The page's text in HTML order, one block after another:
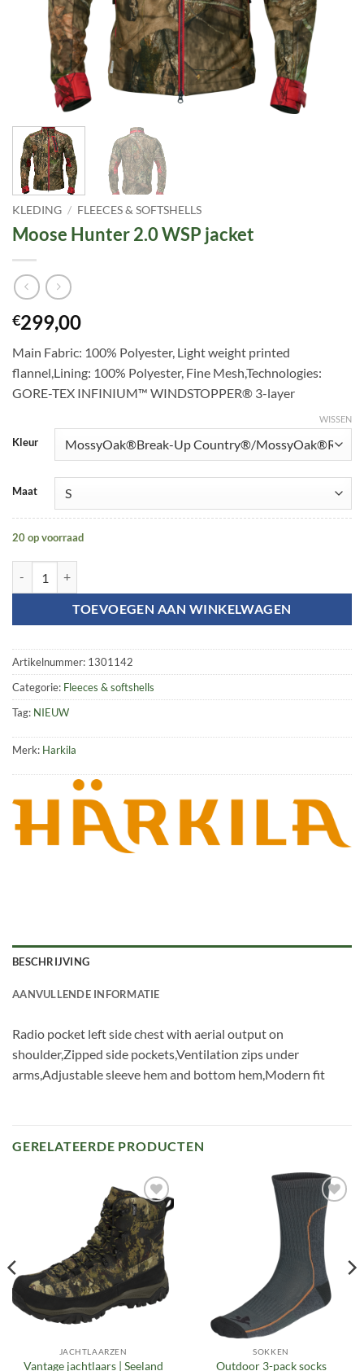
KLEDING / FLEECES & SOFTSHELLS
Moose Hunter 2.0 WSP jacket
€299,00
Main Fabric: 100% Polyester, Light weight printed
flannel,Lining: 100% Polyester, Fine Mesh,Technologies:
GORE-TEX INFINIUM™ WINDSTOPPER® 3-layer
Kleur
Maat
WISSEN
20 op voorraad
TOEVOEGEN AAN WINKELWAGEN
Artikelnummer: 1301142
Categorie: Fleeces & softshells
Tag: NIEUW
Merk: Harkila
BESCHRIJVING
AANVULLENDE INFORMATIE
Radio pocket left side chest with aerial output on
shoulder,Zipped side pockets,Ventilation zips under
arms,Adjustable sleeve hem and bottom hem,Modern fit
GERELATEERDE PRODUCTEN
Toevoegen
aan
verlanglijst
JACHTLAARZEN
Vantage jachtlaars | Seeland
Toevoegen
aan
verlanglijst
SOKKEN
Outdoor 3-pack socks